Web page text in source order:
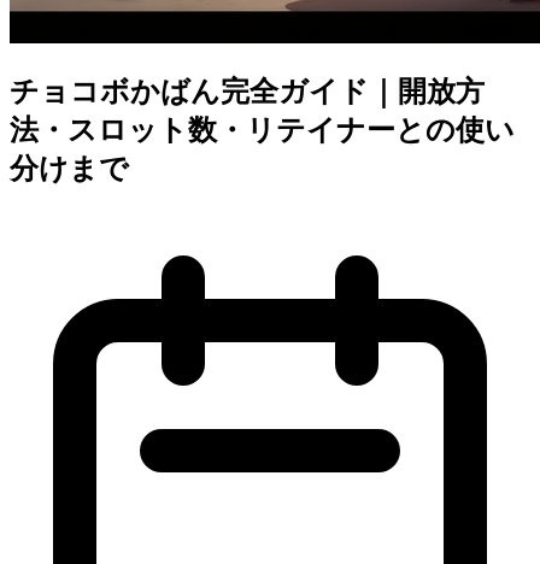
チョコボかばん完全ガイド｜開放方
法・スロット数・リテイナーとの使い
分けまで